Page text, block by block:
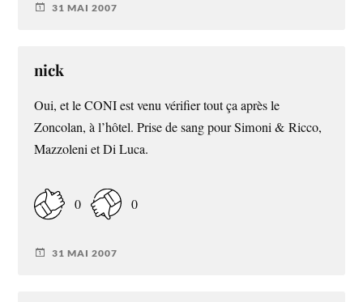
31 MAI 2007
nick
Oui, et leCONIest venu vérifier tout ça après le
Zoncolan, à l’hôtel. Prise de sang pour Simoni & Ricco,
Mazzoleni et Di Luca.
0 0
31 MAI 2007